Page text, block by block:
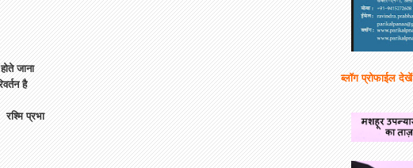
जाना
है
रश्मि प्रभा
ब्लॉग प्रोफाईल देखें